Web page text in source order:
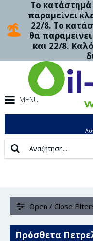
Το κατάστημά
παραμείνει
22/8. Το
θα
και 22/8.
MENU
Open / Close
Πρόσθετα